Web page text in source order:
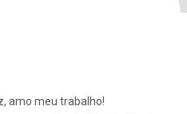
amo meu trabalho!